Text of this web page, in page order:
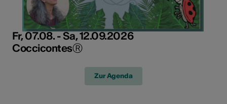
Fr, 07.08. - Sa, 12.09.2026
CoccicontesⓇ
Zur Agenda